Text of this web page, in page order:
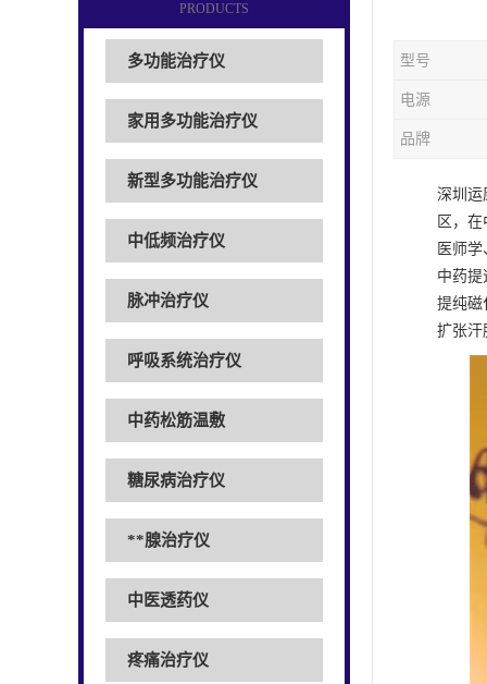
PRODUCTS
多功能治疗仪
家用多功能治疗仪
新型多功能治疗仪
中低频治疗仪
脉冲治疗仪
呼吸系统治疗仪
中药松筋温敷
糖尿病治疗仪
**腺治疗仪
中医透药仪
疼痛治疗仪
型号
电源
品牌
深圳运
区，
医师
中药提
提纯磁
扩张汗